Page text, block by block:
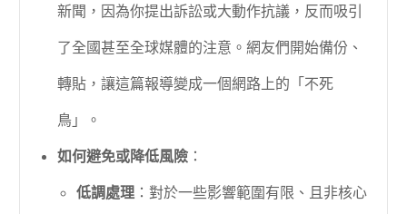
新聞，因為你提出訴訟或大動作抗議，反而吸引
了全國甚至全球媒體的注意。網友們開始備份、
轉貼，讓這篇報導變成一個網路上的「不死
鳥」。
如何避免或降低風險 ：
低調處理：對於一些影響範圍有限、且非核心